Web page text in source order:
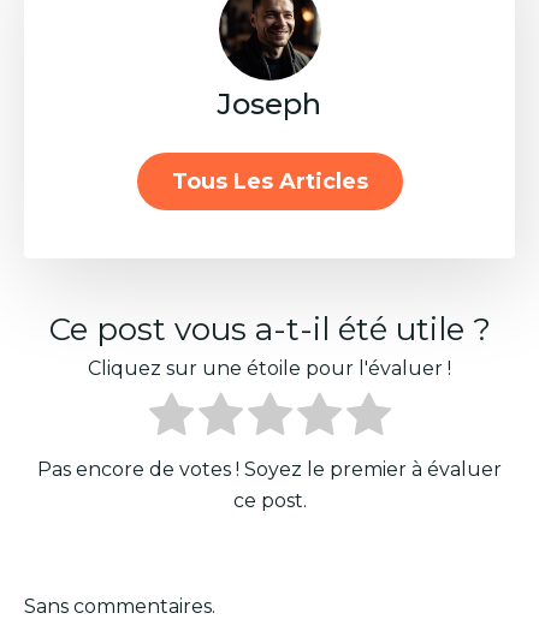
Joseph
Tous Les Articles
Ce post vous a-t-il été utile ?
Cliquez sur une étoile pour l'évaluer !
Pas encore de votes ! Soyez le premier à évaluer
ce post.
Sans commentaires.